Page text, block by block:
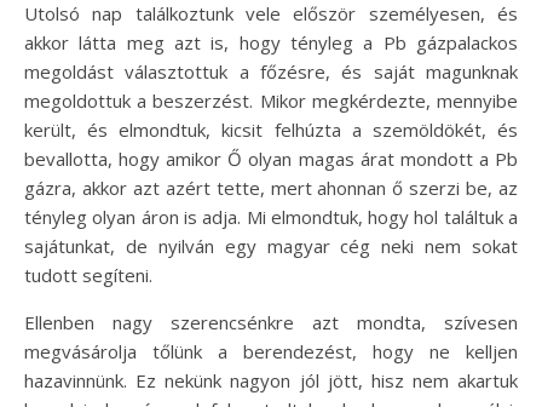
Utolsó nap találkoztunk vele először személyesen, és
akkor látta meg azt is, hogy tényleg a Pb gázpalackos
megoldást választottuk a főzésre, és saját magunknak
megoldottuk a beszerzést. Mikor megkérdezte, mennyibe
került, és elmondtuk, kicsit felhúzta a szemöldökét, és
bevallotta, hogy amikor Ő olyan magas árat mondott a Pb
gázra, akkor azt azért tette, mert ahonnan ő szerzi be, az
tényleg olyan áron is adja. Mi elmondtuk, hogy hol találtuk a
sajátunkat, de nyilván egy magyar cég neki nem sokat
tudott segíteni.
Ellenben nagy szerencsénkre azt mondta, szívesen
megvásárolja tőlünk a berendezést, hogy ne kelljen
hazavinnünk. Ez nekünk nagyon jól jött, hisz nem akartuk